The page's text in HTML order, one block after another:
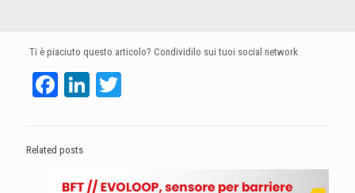
Ti è piaciuto questo articolo? Condividilo sui tuoi social network
Facebook
LinkedIn
Twitter
Related posts